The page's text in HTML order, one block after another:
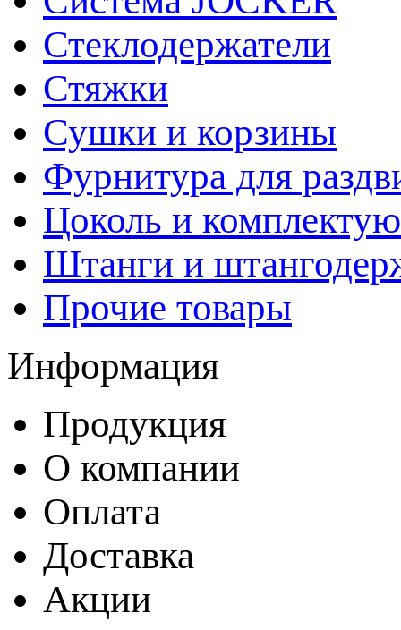
Стеклодержатели
Стяжки
Сушки и корзины
Фурнитура для
Цоколь и
Штанги и
Прочие товары
Информация
Продукция
О компании
Оплата
Доставка
Акции